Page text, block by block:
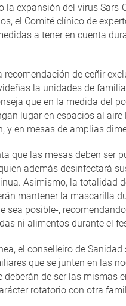
la expansión del virus Sars-
el Comité clínico de
a tener en cuenta
recomendación de ceñir
la unidades de
que en la medida del
lugar en espacios al aire
y en mesas de amplias
que las mesas deben ser
además desinfectará
Asimismo, la totalidad
mantener la mascarilla
sea posible-,
ni alimentos durante el
el conselleiro de Sanidad
que se junten en las
deberán de ser las mismas
rotatorio con otra